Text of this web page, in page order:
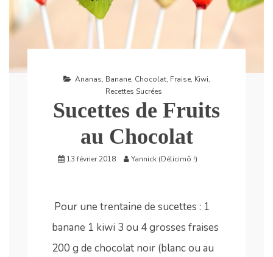
Ananas, Banane, Chocolat, Fraise, Kiwi,
Recettes Sucrées
Sucettes de Fruits
au Chocolat
13 février 2018 Yannick (Délicimô !)
Pour une trentaine de sucettes : 1
banane 1 kiwi 3 ou 4 grosses fraises
200 g de chocolat noir (blanc ou au